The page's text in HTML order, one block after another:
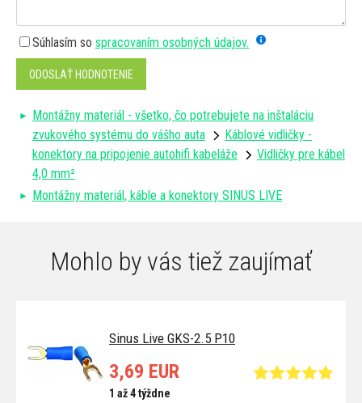
Súhlasím so spracovaním osobných údajov.
ODOSLAŤ HODNOTENIE
Montážny materiál - všetko, čo potrebujete na inštaláciu
zvukového systému do vášho auta
Káblové vidličky -
konektory na pripojenie autohifi kabeláže
Vidličky pre kábel
4,0 mm²
Montážny materiál, káble a konektory SINUS LIVE
Mohlo by vás tiež zaujímať
Sinus Live GKS-2.5 P10
3,69 EUR
1 až 4 týždne